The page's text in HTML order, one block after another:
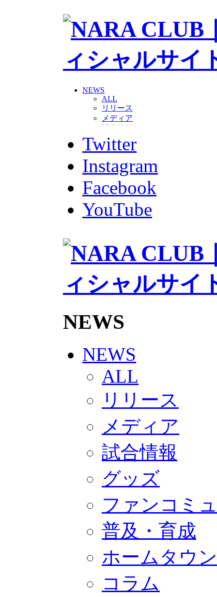
NEWS
ALL
リリース
メディア
グッズ
ファンコミュニティ
ホームタウン
コラム
その他
TEAM
2026/27トップチーム
2026/27トップチームスタッフ
チアダンススクール
ボランティアチーム「volundeer」
HOMEGAME
観戦ルール＆マナー
写真・動画使用ガイドライン
ロートフィールド奈良
2026/27
練習見学時のファンサービスに
奈良クラブ明治安田J3リーグ
奈良クラブ明治安田Ｊ3リーグ
観戦ルール＆マナー
FANCOMMUNITY
サポートショップ
GOODS
オフィシャルストア（実店舗）
オンラインストア
ACADEMY
アカデミーについて
プロジェクト
ジュニア
ジュニアユース
ユース
練習拠点（ナラディーア）
CLUB
2026/27 パートナー企業
クラブ理念
クラブ情報
Twitter
Instagram
Facebook
YouTube
NEWS
NEWS
ALL
リリース
メディア
試合情報
グッズ
ファンコミ
普及・育成
ホームタウン
コラム